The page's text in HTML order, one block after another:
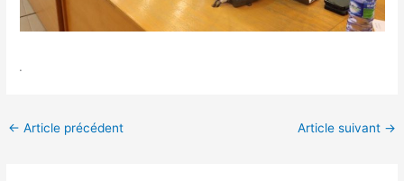
.
← Article précédent Article suivant →